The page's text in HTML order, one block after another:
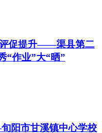
促提升——渠县第二
“作业”大“晒”
阳市甘溪镇中心学校